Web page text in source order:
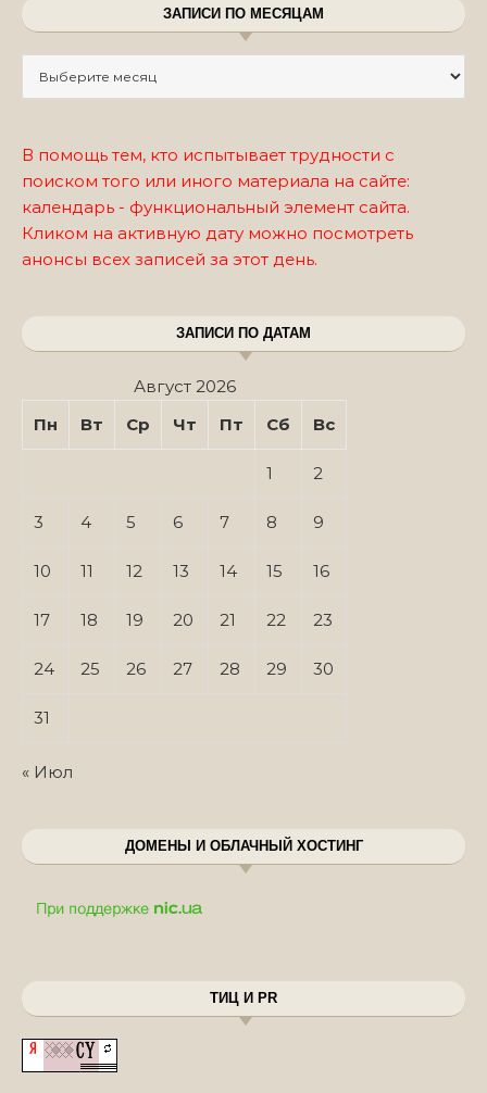
ЗАПИСИ ПО МЕСЯЦАМ
В помощь тем, кто испытывает трудности с
поиском того или иного материала на сайте:
календарь - функциональный элемент сайта.
Кликом на активную дату можно посмотреть
анонсы всех записей за этот день.
ЗАПИСИ ПО ДАТАМ
Август 2026
Пн
Вт Ср Чт Пт Сб Вс
1 2
3 4 5 6 7 8 9
10 11 12 13 14 15 16
17 18 19 20 21 22 23
24 25 26 27 28 29 30
31
« Июл
ДОМЕНЫ И ОБЛАЧНЫЙ ХОСТИНГ
ТИЦ И PR